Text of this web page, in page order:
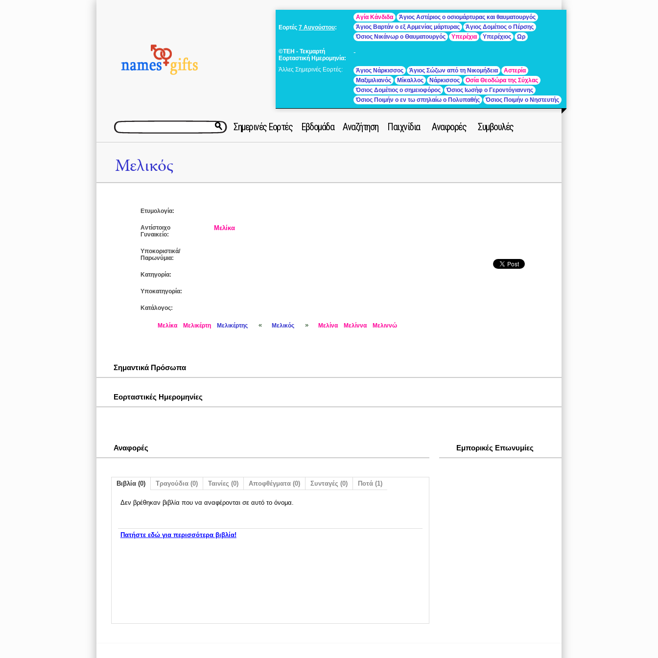
Εορτές 7 Αυγούστου:
Αγία Κάνδιδα
Άγιος Αστέριος ο οσιομάρτυρας και θαυματουργός
Άγιος Βαρτάν ο εξ Αρμενίας μάρτυρας
Άγιος Δομέτιος ο Πέρσης
Όσιος Νικάνωρ ο Θαυματουργός
Υπερέχια Υπερέχιος Ωρ
©ΤΕΗ - Τεκμαρτή
Εορταστική Ημερομηνία:
-
Άλλες Σημερινές Εορτές: Άγιος Νάρκισσος Άγιος Σώζων από τη Νικομήδεια
Αστερία
Μαξιμιλιανός
Μίκαλλος Νάρκισσος
Οσία Θεοδώρα της Σύχλας
Όσιος Δομέτιος ο σημειοφόρος
Όσιος Ιωσὴφ ο Γεροντόγιαννης
Όσιος Ποιμήν ο εν τω σπηλαίω ο Πολυπαθής
Όσιος Ποιμήν ο Νηστευτής
Σημερινές Εορτές Εβδομάδα Αναζήτηση Παιχνίδια Αναφορές Συμβουλές
Μελικός
Ετυμολογία:
Αντίστοιχο
Γυναικείο:
Μελίκα
Υποκοριστικά/
Παρωνύμια:
Κατηγορία:
Υποκατηγορία:
Κατάλογος:
Μελίκα Μελικέρτη Μελικέρτης « Μελικός » Μελίνα Μελίννα Μελιννώ
Σημαντικά Πρόσωπα
Εορταστικές Ημερομηνίες
Εμπορικές Επωνυμίες
Αναφορές
Βιβλία (0) Τραγούδια (0) Ταινίες (0) Αποφθέγματα (0) Συνταγές (0) Ποτά (1)
Δεν βρέθηκαν βιβλία που να αναφέρονται σε αυτό το όνομα.
Πατήστε εδώ για περισσότερα βιβλία!